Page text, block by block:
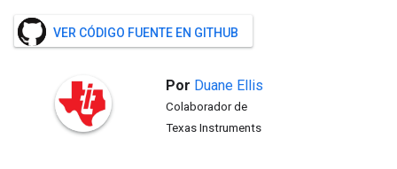
VER CÓDIGO FUENTE EN GITHUB
Por Duane Ellis
Colaborador de
Texas Instruments